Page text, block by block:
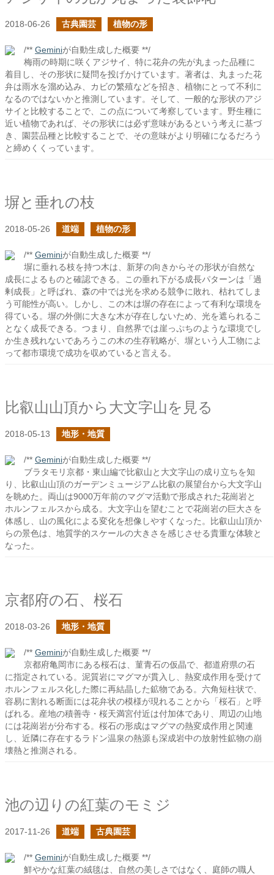
2018-06-26 古典園芸 植物の形
/** Geminiが自動生成した概要 **/
梅雨の時期に咲くアジサイ、特に花弁の先が丸まった品種に
着目し、その形状に疑問を投げかけています。著者は、丸まった花
弁は雨水を溜め込み、カビの繁殖などを招き、植物にとって不利に
なるのではないかと推測しています。そして、一般的な形状のアジ
サイと比較することで、この点について考察しています。野生種に
近い植物であれば、その形状には必ず意味があるという考えに基づ
き、園芸品種と比較することで、その意味がより明確になるだろう
と締めくくっています。
塀と垂れの枝
2018-05-26 道端 植物の形
/** Geminiが自動生成した概要 **/
塀に垂れる枝を持つ木は、新芽の向きからその形状が自然な
成長によるものと確認できる。この垂れ下がる成長パターンは「過
剰成長」と呼ばれ、森の中では光を求める競争に敗れ、枯れてしま
う可能性が高い。しかし、この木は塀の存在によって有利な環境を
得ている。塀の外側に大きな木が存在しないため、光を遮られるこ
となく成長できる。つまり、自然界では崖っぷちのような環境でし
か生き残れないであろうこの木の生存戦略が、塀という人工物によ
って都市環境で成功を収めていると言える。
比叡山山頂から大文字山を見る
2018-05-13 地形・地質
/** Geminiが自動生成した概要 **/
ブラタモリ京都・東山編で比叡山と大文字山の成り立ちを知
り、比叡山山頂のガーデンミュージアム比叡の展望台から大文字山
を眺めた。両山は9000万年前のマグマ活動で形成された花崗岩と
ホルンフェルスから成る。大文字山を望むことで花崗岩の巨大さを
体感し、山の風化による変化を想像しやすくなった。比叡山山頂か
らの景色は、地質学的スケールの大きさを感じさせる貴重な体験と
なった。
京都府の石、桜石
2018-03-26 地形・地質
/** Geminiが自動生成した概要 **/
京都府亀岡市にある桜石は、菫青石の仮晶で、都道府県の石
に指定されている。泥質岩にマグマが貫入し、熱変成作用を受けて
ホルンフェルス化した際に再結晶した鉱物である。六角短柱状で、
容易に割れる断面には花弁状の模様が現れることから「桜石」と呼
ばれる。産地の積善寺・桜天満宮付近は付加体であり、周辺の山地
には花崗岩が分布する。桜石の形成はマグマの熱変成作用と関連
し、近隣に存在するラドン温泉の熱源も深成岩中の放射性鉱物の崩
壊熱と推測される。
池の辺りの紅葉のモミジ
2017-11-26 道端 古典園芸
/** Geminiが自動生成した概要 **/
鮮やかな紅葉の絨毯は、自然の美しさではなく、庭師の職人